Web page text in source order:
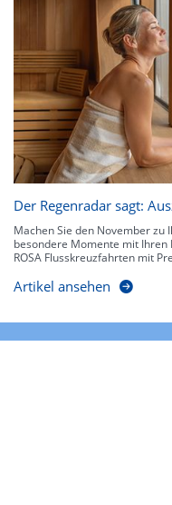
Der Regenradar sagt:
Machen Sie den November zu
besondere Momente mit Ihren
ROSA Flusskreuzfahrten mit
Artikel ansehen